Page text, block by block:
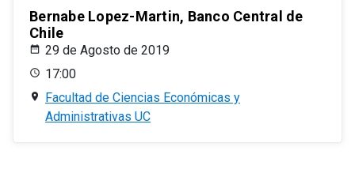
Bernabe Lopez-Martin, Banco Central de
Chile
29 de Agosto de 2019
17:00
Facultad de Ciencias Económicas y
Administrativas UC